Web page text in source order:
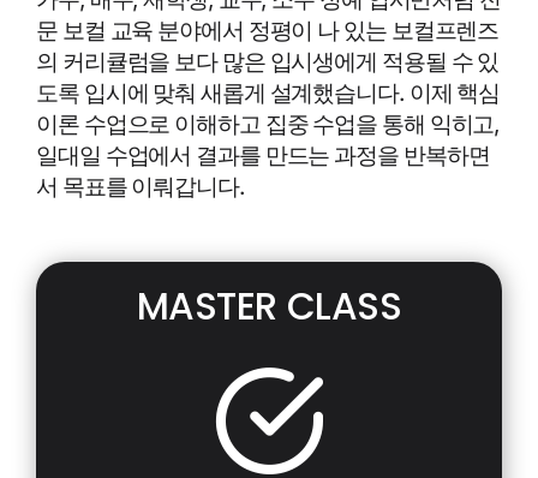
문 보컬 교육 분야에서 정평이 나 있는 보컬프렌즈
의 커리큘럼을 보다 많은 입시생에게 적용될 수 있
도록 입시에 맞춰 새롭게 설계했습니다. 이제 핵심
이론 수업으로 이해하고 집중 수업을 통해 익히고,
일대일 수업에서 결과를 만드는 과정을 반복하면
서 목표를 이뤄갑니다.
MASTER CLASS